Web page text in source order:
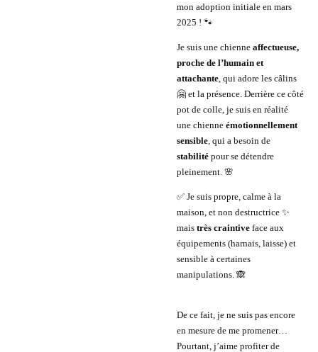
mon adoption initiale en mars
2025 ! 🐾
Je suis une chienne affectueuse,
proche de l’humain et
attachante , qui adore les câlins
🤗 et la présence. Derrière ce côté
pot de colle, je suis en réalité
une chienne émotionnellement
sensible , qui a besoin de
stabilité pour se détendre
pleinement. 🌸
✅ Je suis propre, calme à la
maison, et non destructrice ✨
mais très craintive face aux
équipements (harnais, laisse) et
sensible à certaines
manipulations. 🙈
De ce fait, je ne suis pas encore
en mesure de me promener…
Pourtant, j’aime profiter de